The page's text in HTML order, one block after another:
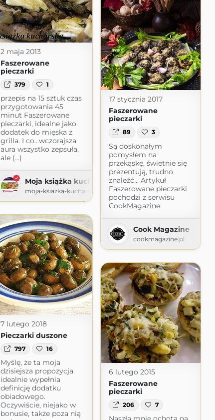
2 maja 2013
Faszerowane
pieczarki
379 1
przepis na 15 sztuk czas
przygotowania 45
minut Faszerowane
pieczarki, idealne jako
dodatek do mięska z
grilla. I co...wczorajsza
aura wszystko zepsuła,
ale (...)
Moja książka kucharska
moja-ksiazka-kucharska.blogspot.com
17 stycznia 2017
Faszerowane
pieczarki
89 3
Są doskonałym
pomysłem na
przekąskę, świetnie się
prezentują, trudno
znaleźć... Artykuł
Faszerowane pieczarki
pochodzi z serwisu
CookMagazine.
Cook Magazine
cookmagazine.pl
7 lutego 2018
Pieczarki duszone
797 16
Myślę, że ta moja
dzisiejsza propozycja
idealnie wypełnia
definicję dodatku
obiadowego.
Oczywiście, niejako w
bonusie, także poza nią
6 lutego 2015
Faszerowane
pieczarki
206 7